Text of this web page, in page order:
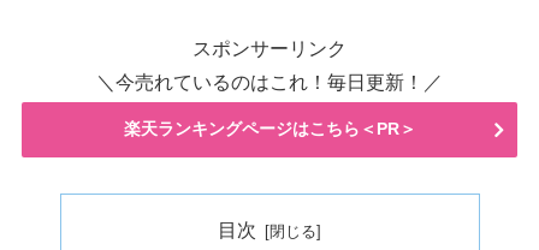
スポンサーリンク
＼今売れているのはこれ！毎日更新！／
楽天ランキングページはこちら＜PR＞
目次